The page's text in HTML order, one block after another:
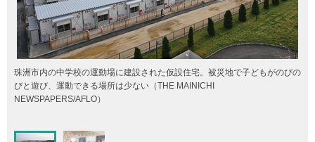
珠洲市内の中学校の運動場に建設された仮設住宅。被災地で子どもがのびの
びと遊び、運動できる場所は少ない（THE MAINICHI
NEWSPAPERS/AFLO）